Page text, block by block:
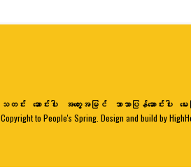
သတင်း ဆောင်းပါး အတွေးအမြင် ဘာသာပြန်ဆောင်းပါး မေ
Copyright to People's Spring. Design and build by